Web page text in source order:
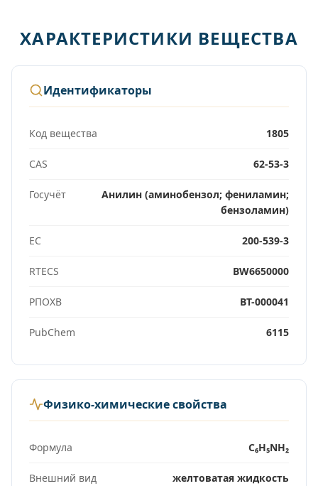
ХАРАКТЕРИСТИКИ ВЕЩЕСТВА
Идентификаторы
Код вещества 1805
CAS 62-53-3
Госучёт
Анилин (аминобензол; фениламин;
бензоламин)
EC 200-539-3
RTECS BW6650000
РПОХВ ВТ-000041
PubChem 6115
Физико-химические свойства
Формула C₆H₅NH₂
Внешний вид желтоватая жидкость